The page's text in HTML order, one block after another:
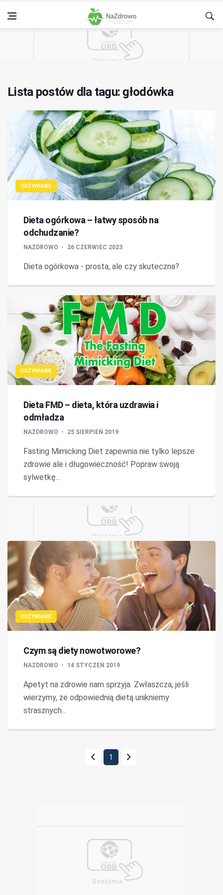
Lista postów dla tagu: głodówka
ODŻYWIANIE
Dieta ogórkowa – łatwy sposób na
odchudzanie?
NAZDROWO 26 CZERWIEC 2023
Dieta ogórkowa - prosta, ale czy skuteczna?
ODŻYWIANIE
Dieta FMD – dieta, która uzdrawia i
odmładza
NAZDROWO 25 SIERPIEŃ 2019
Fasting Mimicking Diet zapewnia nie tylko lepsze
zdrowie ale i długowieczność! Popraw swoją
sylwetkę...
ODŻYWIANIE
Czym są diety nowotworowe?
NAZDROWO 14 STYCZEŃ 2019
Apetyt na zdrowie nam sprzyja. Zwłaszcza, jeśli
wierzymy, że odpowiednią dietą unikniemy
strasznych...
1